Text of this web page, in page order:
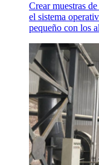
Crear muestras
el sistema
pequeño con los